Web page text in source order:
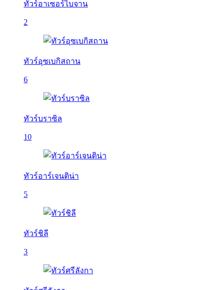
ทัวร์อาเซอร์ไบจาน
2
ทัวร์อุซเบกิสถาน
6
ทัวร์บราซิล
10
ทัวร์อาร์เจนติน่า
5
ทัวร์ชิลี
3